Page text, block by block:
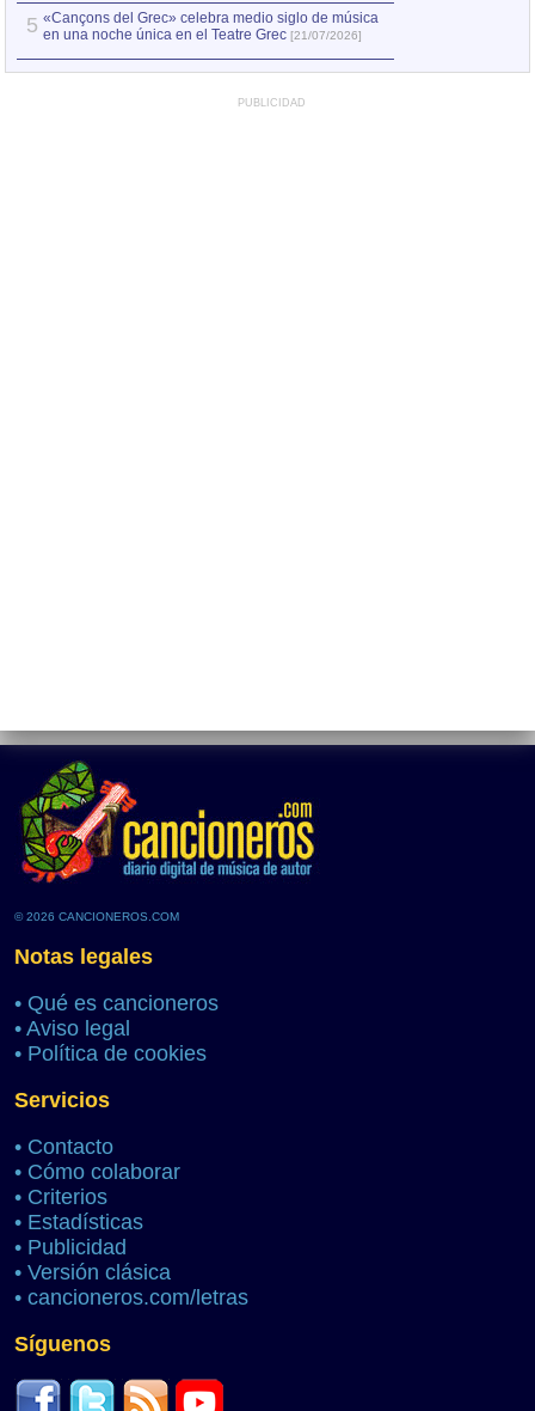
5 «Cançons del Grec» celebra medio siglo de música
en una noche única en el Teatre Grec [21/07/2026]
PUBLICIDAD
© 2026 CANCIONEROS.COM
Notas legales
• Qué es cancioneros
• Aviso legal
• Política de cookies
Servicios
• Contacto
• Cómo colaborar
• Criterios
• Estadísticas
• Publicidad
• Versión clásica
• cancioneros.com/letras
Síguenos